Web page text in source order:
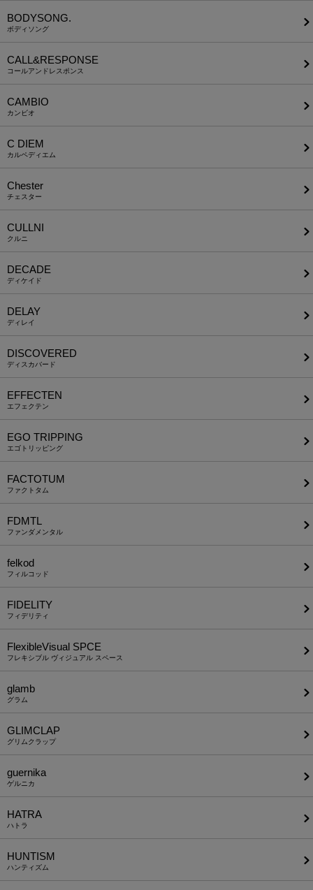
BODYSONG.
ボディソング
CALL&RESPONSE
コールアンドレスポンス
CAMBIO
カンビオ
C DIEM
カルペディエム
Chester
チェスター
CULLNI
クルニ
DECADE
ディケイド
DELAY
ディレイ
DISCOVERED
ディスカバード
EFFECTEN
エフェクテン
EGO TRIPPING
エゴトリッピング
FACTOTUM
ファクトタム
FDMTL
ファンダメンタル
felkod
フィルコッド
FIDELITY
フィデリティ
FlexibleVisual SPCE
フレキシブル ヴィジュアル スペース
glamb
グラム
GLIMCLAP
グリムクラップ
guernika
ゲルニカ
HATRA
ハトラ
HUNTISM
ハンティズム